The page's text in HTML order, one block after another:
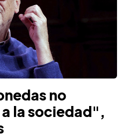
no
la sociedad",